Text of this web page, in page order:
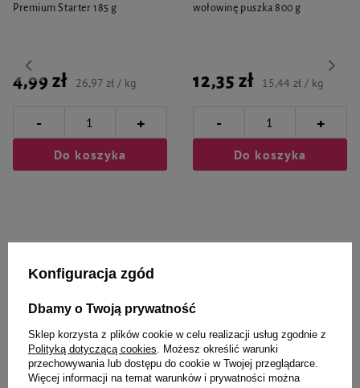
Premium Starter 185 g
4,99 zł 26,97 zł / kg
- +
Do koszyka
wołowinę puszka 800 g
12,35 zł 15,44 zł / kg
- +
Do koszyka
Wybrane specjalnie dla
Ciebie i Twojego czworonoga
Konfiguracja zgód
Dbamy o Twoją prywatność
Sklep korzysta z plików cookie w celu realizacji usług zgodnie z
Polityką dotyczącą cookies . Możesz określić warunki
przechowywania lub dostępu do cookie w Twojej przeglądarce.
Więcej informacji na temat warunków i prywatności można